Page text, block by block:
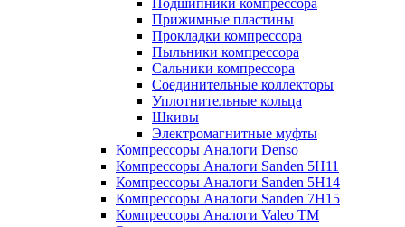
Прижимные пластины
Прокладки компрессора
Пыльники компрессора
Сальники компрессора
Соединительные коллекторы
Уплотнительные кольца
Шкивы
Электромагнитные муфты
Компрессоры Аналоги Denso
Компрессоры Аналоги Sanden 5H11
Компрессоры Аналоги Sanden 5H14
Компрессоры Аналоги Sanden 7H15
Компрессоры Аналоги Valeo ТМ